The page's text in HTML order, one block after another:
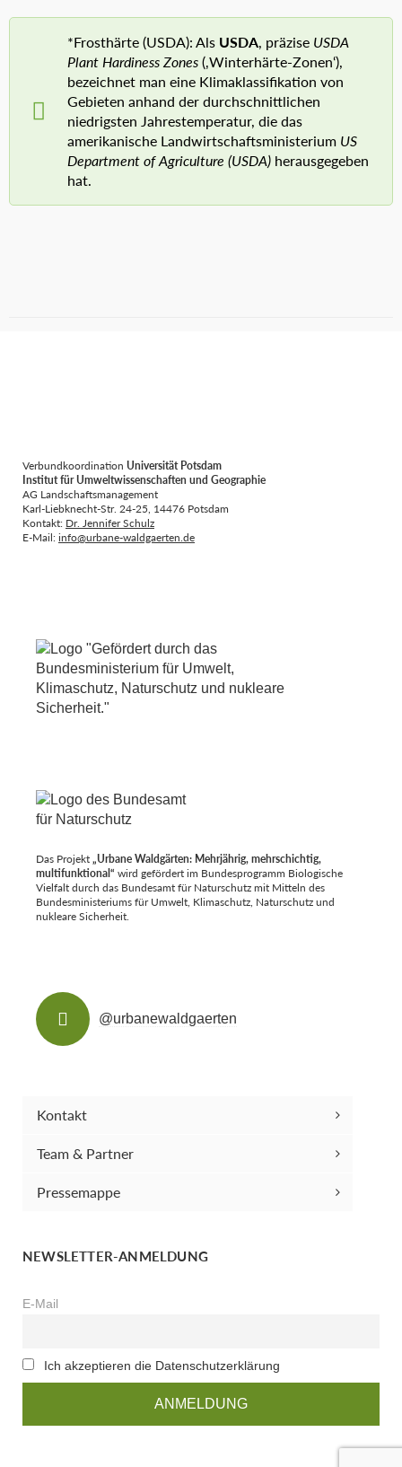
*Frosthärte (USDA): Als USDA, präzise USDA
Plant Hardiness Zones(‚Winterhärte-Zonen‘),
bezeichnet man eine Klimaklassifikation von
Gebieten anhand der durchschnittlichen
niedrigsten Jahrestemperatur, die das
amerikanische Landwirtschaftsministerium US
Department of Agriculture (USDA) herausgegeben
hat.
Verbundkoordination Universität Potsdam
Institut für Umweltwissenschaften und Geographie
AG Landschaftsmanagement
Karl-Liebknecht-Str. 24-25, 14476 Potsdam
Kontakt: Dr. Jennifer Schulz
E-Mail:info@urbane-waldgaerten.de
Das Projekt„Urbane Waldgärten: Mehrjährig, mehrschichtig,
multifunktional“ wird gefördert im Bundesprogramm Biologische
Vielfalt durch das Bundesamt für Naturschutz mit Mitteln des
Bundesministeriums für Umwelt, Klimaschutz, Naturschutz und
nukleare Sicherheit.
@urbanewaldgaerten
Kontakt
Team & Partner
Pressemappe
NEWSLETTER-ANMELDUNG
E-Mail
Ich akzeptieren die Datenschutzerklärung